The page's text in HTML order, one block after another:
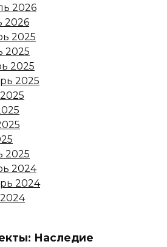
2026
2026
2025
2025
2025
2025
2025
2024
2024
Наследие